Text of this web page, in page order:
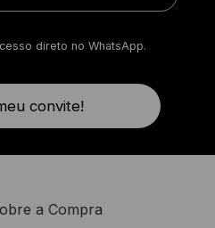
convite!
direto no WhatsApp.
a Compra